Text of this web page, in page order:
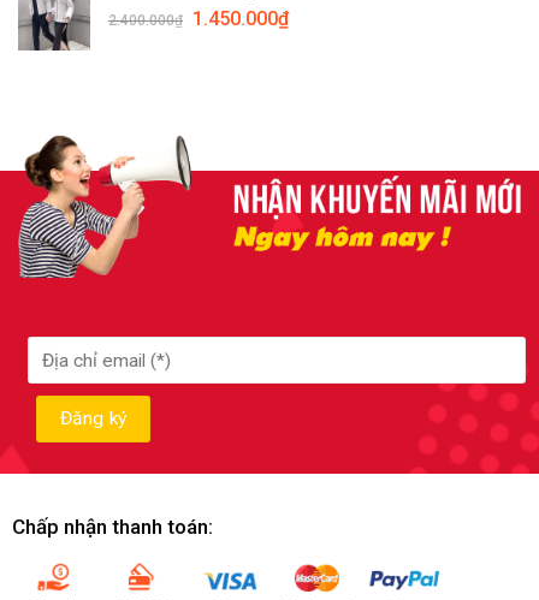
2.400.000₫ 1.450.000₫
Chấp nhận thanh toán: